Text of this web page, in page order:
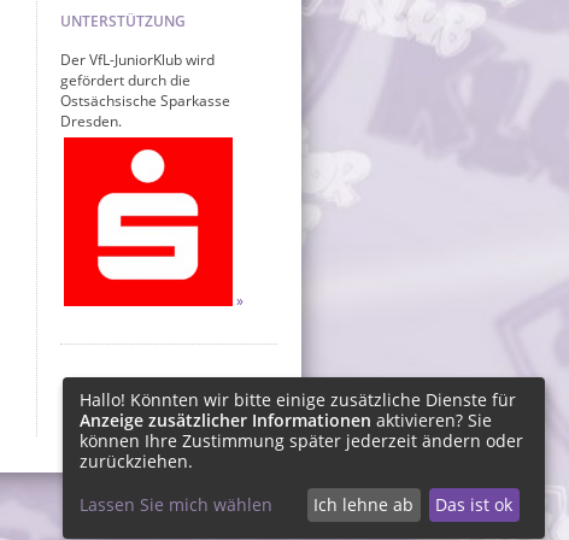
UNTERSTÜTZUNG
Der VfL-JuniorKlub wird
gefördert durch die
Ostsächsische Sparkasse
Dresden.
Hallo! Könnten wir bitte einige zusätzliche Dienste für
Anzeige zusätzlicher Informationen aktivieren? Sie
können Ihre Zustimmung später jederzeit ändern oder
zurückziehen.
Lassen Sie mich wählen
Ich lehne ab Das ist ok